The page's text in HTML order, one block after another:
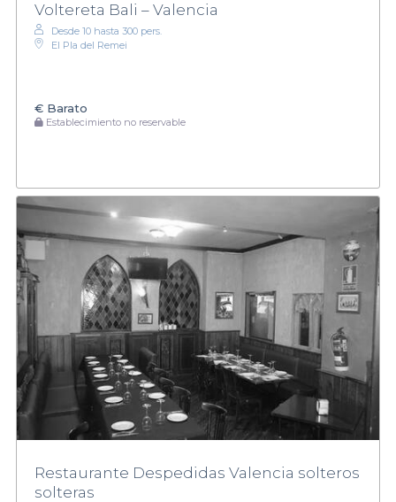
Voltereta Bali – Valencia
Desde 10 hasta 300 pers.
El Pla del Remei
€ Barato
Establecimiento no reservable
Restaurante Despedidas Valencia solteros
solteras